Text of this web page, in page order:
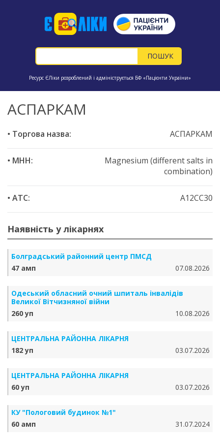
Ресурс ЄЛіки розроблений і адмініструється БФ «Пацієнти України»
АСПАРКАМ
• Торгова назва: АСПАРКАМ
• МНН:
Magnesium (different salts in
combination)
• ATC: A12CC30
Наявність у лікарнях
Болградський районний центр ПМСД
47 амп
07.08.2026
Одеський обласний очний шпиталь інвалідів
Великої Вітчизняної війни
260 уп
10.08.2026
ЦЕНТРАЛЬНА РАЙОННА ЛІКАРНЯ
182 уп
03.07.2026
ЦЕНТРАЛЬНА РАЙОННА ЛІКАРНЯ
60 уп
03.07.2026
КУ "Пологовий будинок №1"
60 амп
31.07.2024